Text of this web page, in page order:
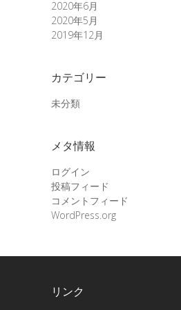
2020年6月
2020年5月
2019年12月
カテゴリー
未分類
メタ情報
ログイン
投稿フィード
コメントフィード
WordPress.org
リンク